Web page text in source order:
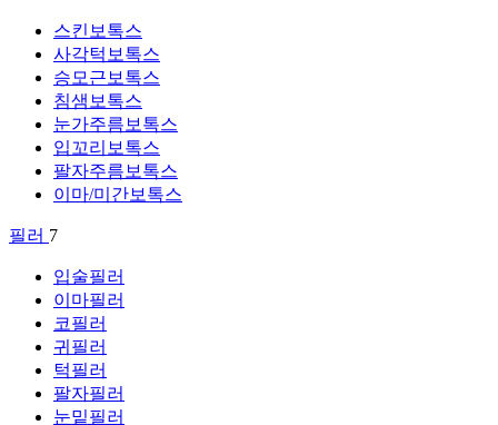
스킨보톡스
사각턱보톡스
승모근보톡스
침샘보톡스
눈가주름보톡스
입꼬리보톡스
팔자주름보톡스
이마/미간보톡스
필러 7
입술필러
이마필러
코필러
귀필러
턱필러
팔자필러
눈밑필러